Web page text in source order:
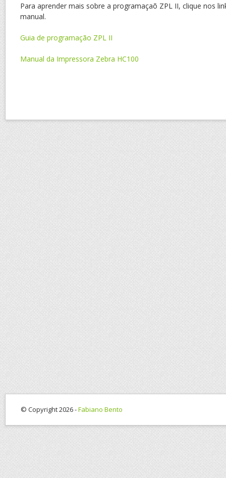
Para aprender mais sobre a programaçaõ ZPL II, clique nos
manual.
Guia de programação ZPL II
Manual da Impressora Zebra HC100
© Copyright 2026 -Fabiano Bento